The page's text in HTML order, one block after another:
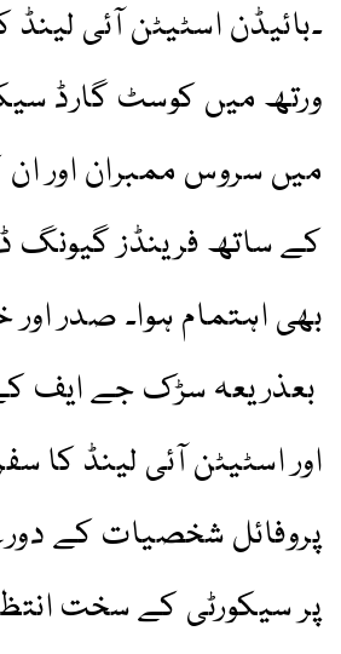
۔بائیڈن اسٹیٹن آئی
ورتھ میں کوسٹ گارڈ
میں سروس ممبران اور
کے ساتھ فرینڈز گیونگ
بھی اہتمام ہوا۔ صدر اور
بعذریعہ سڑک جے ایف
اور اسٹیٹن آئی لینڈ کا
پروفائل شخصیات کے
پر سیکورٹی کے سخت